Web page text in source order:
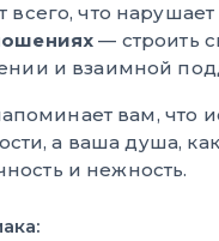
всего, что
— строить
и взаимной
вам, что
а ваша душа, как
и нежность.